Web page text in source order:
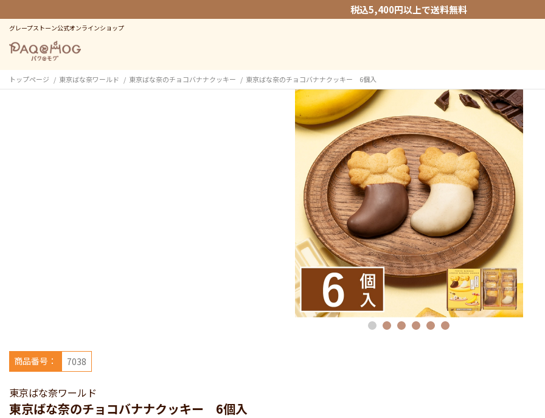
税込5,400円以上で送料無料
グレープストーン公式オンラインショップ
トップページ 東京ばな奈ワールド 東京ばな奈のチョコバナナクッキー 東京ばな奈のチョコバナナクッキー 6個入
東京ばな奈ワールド
東京ばな奈のチョコバナナクッキー 6個入
商品番号： 7038